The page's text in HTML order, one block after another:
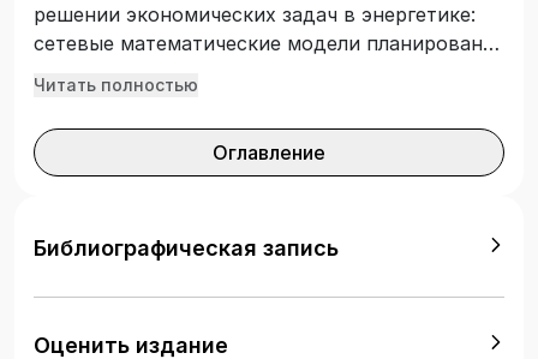
решении экономических задач в энергетике:
сетевые математические модели планирования
и управления монтажом и ремонтом
игры; задачи, решаемые с использованием
критериев многокритериальной оптимизации.
Материал, изложенный в данном издании, а
студентам более углубленно решать задачи,
определяемые заданиями курсовых и особенно
Читать полностью
Оглавление
Библиографическая запись
Оценить издание